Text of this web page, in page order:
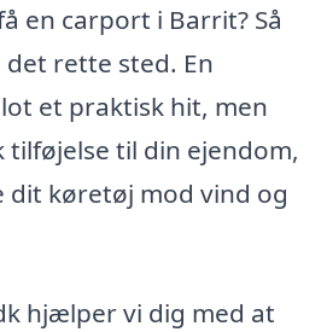
en carport i Barrit? Så
rette sted. En
et praktisk hit, men
til din ejendom,
dit køretøj mod vind og
hjælper vi dig med at